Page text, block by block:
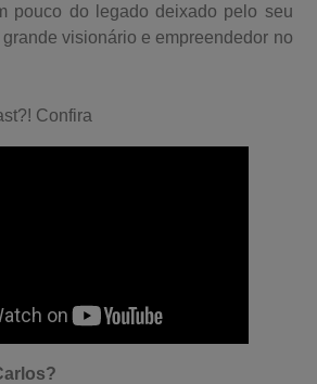
pouco do legado deixado pelo seu
visionário e empreendedor no
Confira